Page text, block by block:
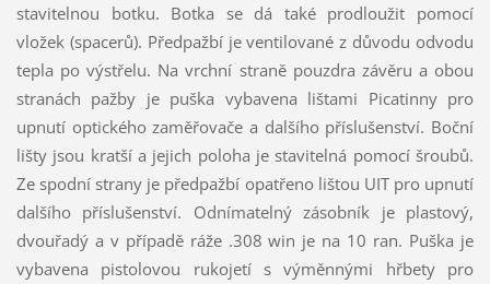
stavitelnou botku. Botka se dá také prodloužit pomocí
vložek (spacerů). Předpažbí je ventilované z důvodu odvodu
tepla po výstřelu. Na vrchní straně pouzdra závěru a obou
stranách pažby je puška vybavena lištami Picatinny pro
upnutí optického zaměřovače a dalšího příslušenství. Boční
lišty jsou kratší a jejich poloha je stavitelná pomocí šroubů.
Ze spodní strany je předpažbí opatřeno lištou UIT pro upnutí
dalšího příslušenství. Odnímatelný zásobník je plastový,
dvouřadý a v případě ráže .308 win je na 10 ran. Puška je
vybavena pistolovou rukojetí s výměnnými hřbety pro